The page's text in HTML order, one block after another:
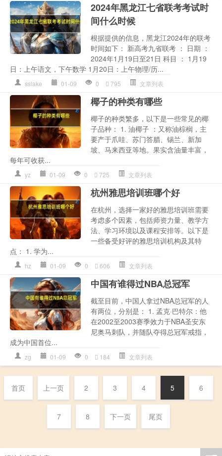
2024年黑龙江七省联考考试时
间什么时候
根据提供的信息，黑龙江2024年的联考
时间如下： 新高考九省联考 ： 日期 ：
2024年1月19日至21日 科目 ： 1月19
日：上午语文，下午数学 1月20日：上午物理/历...
sslake 01-09 0 795 文章列表
椰子的种类有哪些
椰子的种类繁多，以下是一些常见的椰
子品种： 1. 油椰子 ：又称油棕榈，主
要产于爪哇、苏门答腊、锡兰、新加
坡、马来西亚等地。果实含油量丰富，
每年可收获...
yz 01-09 0 725 文章列表
杭州雅思培训班哪个好
在杭州，选择一家好的雅思培训班需要
考虑多个因素，包括师资力量、教学方
法、学习环境以及课程安排等。以下是
一些备受好评的雅思培训机构及其特
点： 1. 学为...
hz 01-09 0 606 文章列表
中国有谁得过NBA总冠军
截至目前，中国人拿过NBA总冠军的人
有两位，分别是： 1. 孟克·巴特尔：他
在2002至2003赛季效力于NBA圣安东
尼奥马刺队，并随队夺得总冠军戒指，
成为中国首位...
zg 01-09 0 184 文章列表
首页 上一页 2 3 4 5 6
7 8 下一页 尾页